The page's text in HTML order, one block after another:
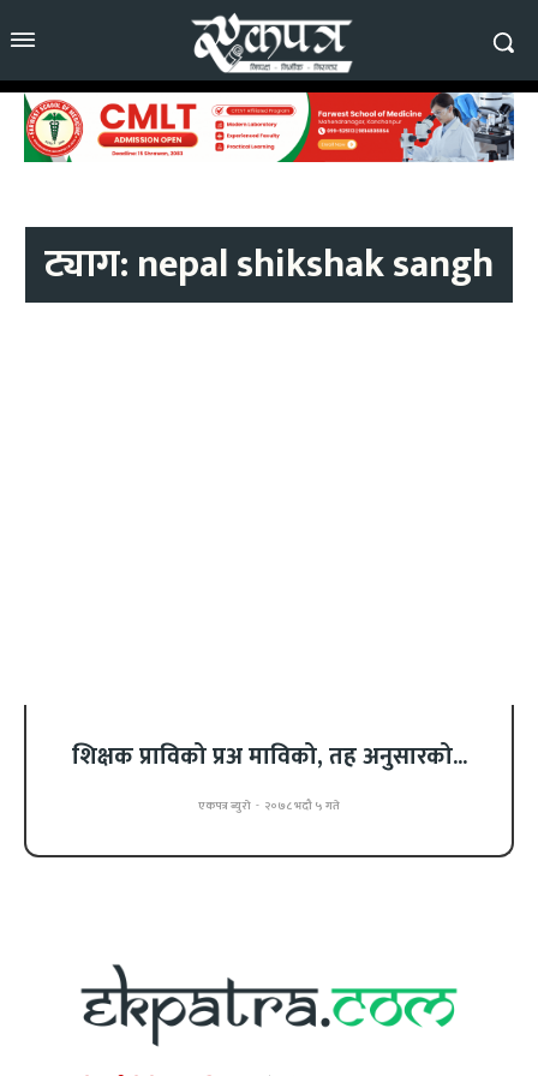
ट्याग:nepal shikshak sangh
शिक्षक प्राविको प्रअ माविको, तह अनुसारको...
एकपत्र ब्युरो - २०७८ भदौ ५ गते